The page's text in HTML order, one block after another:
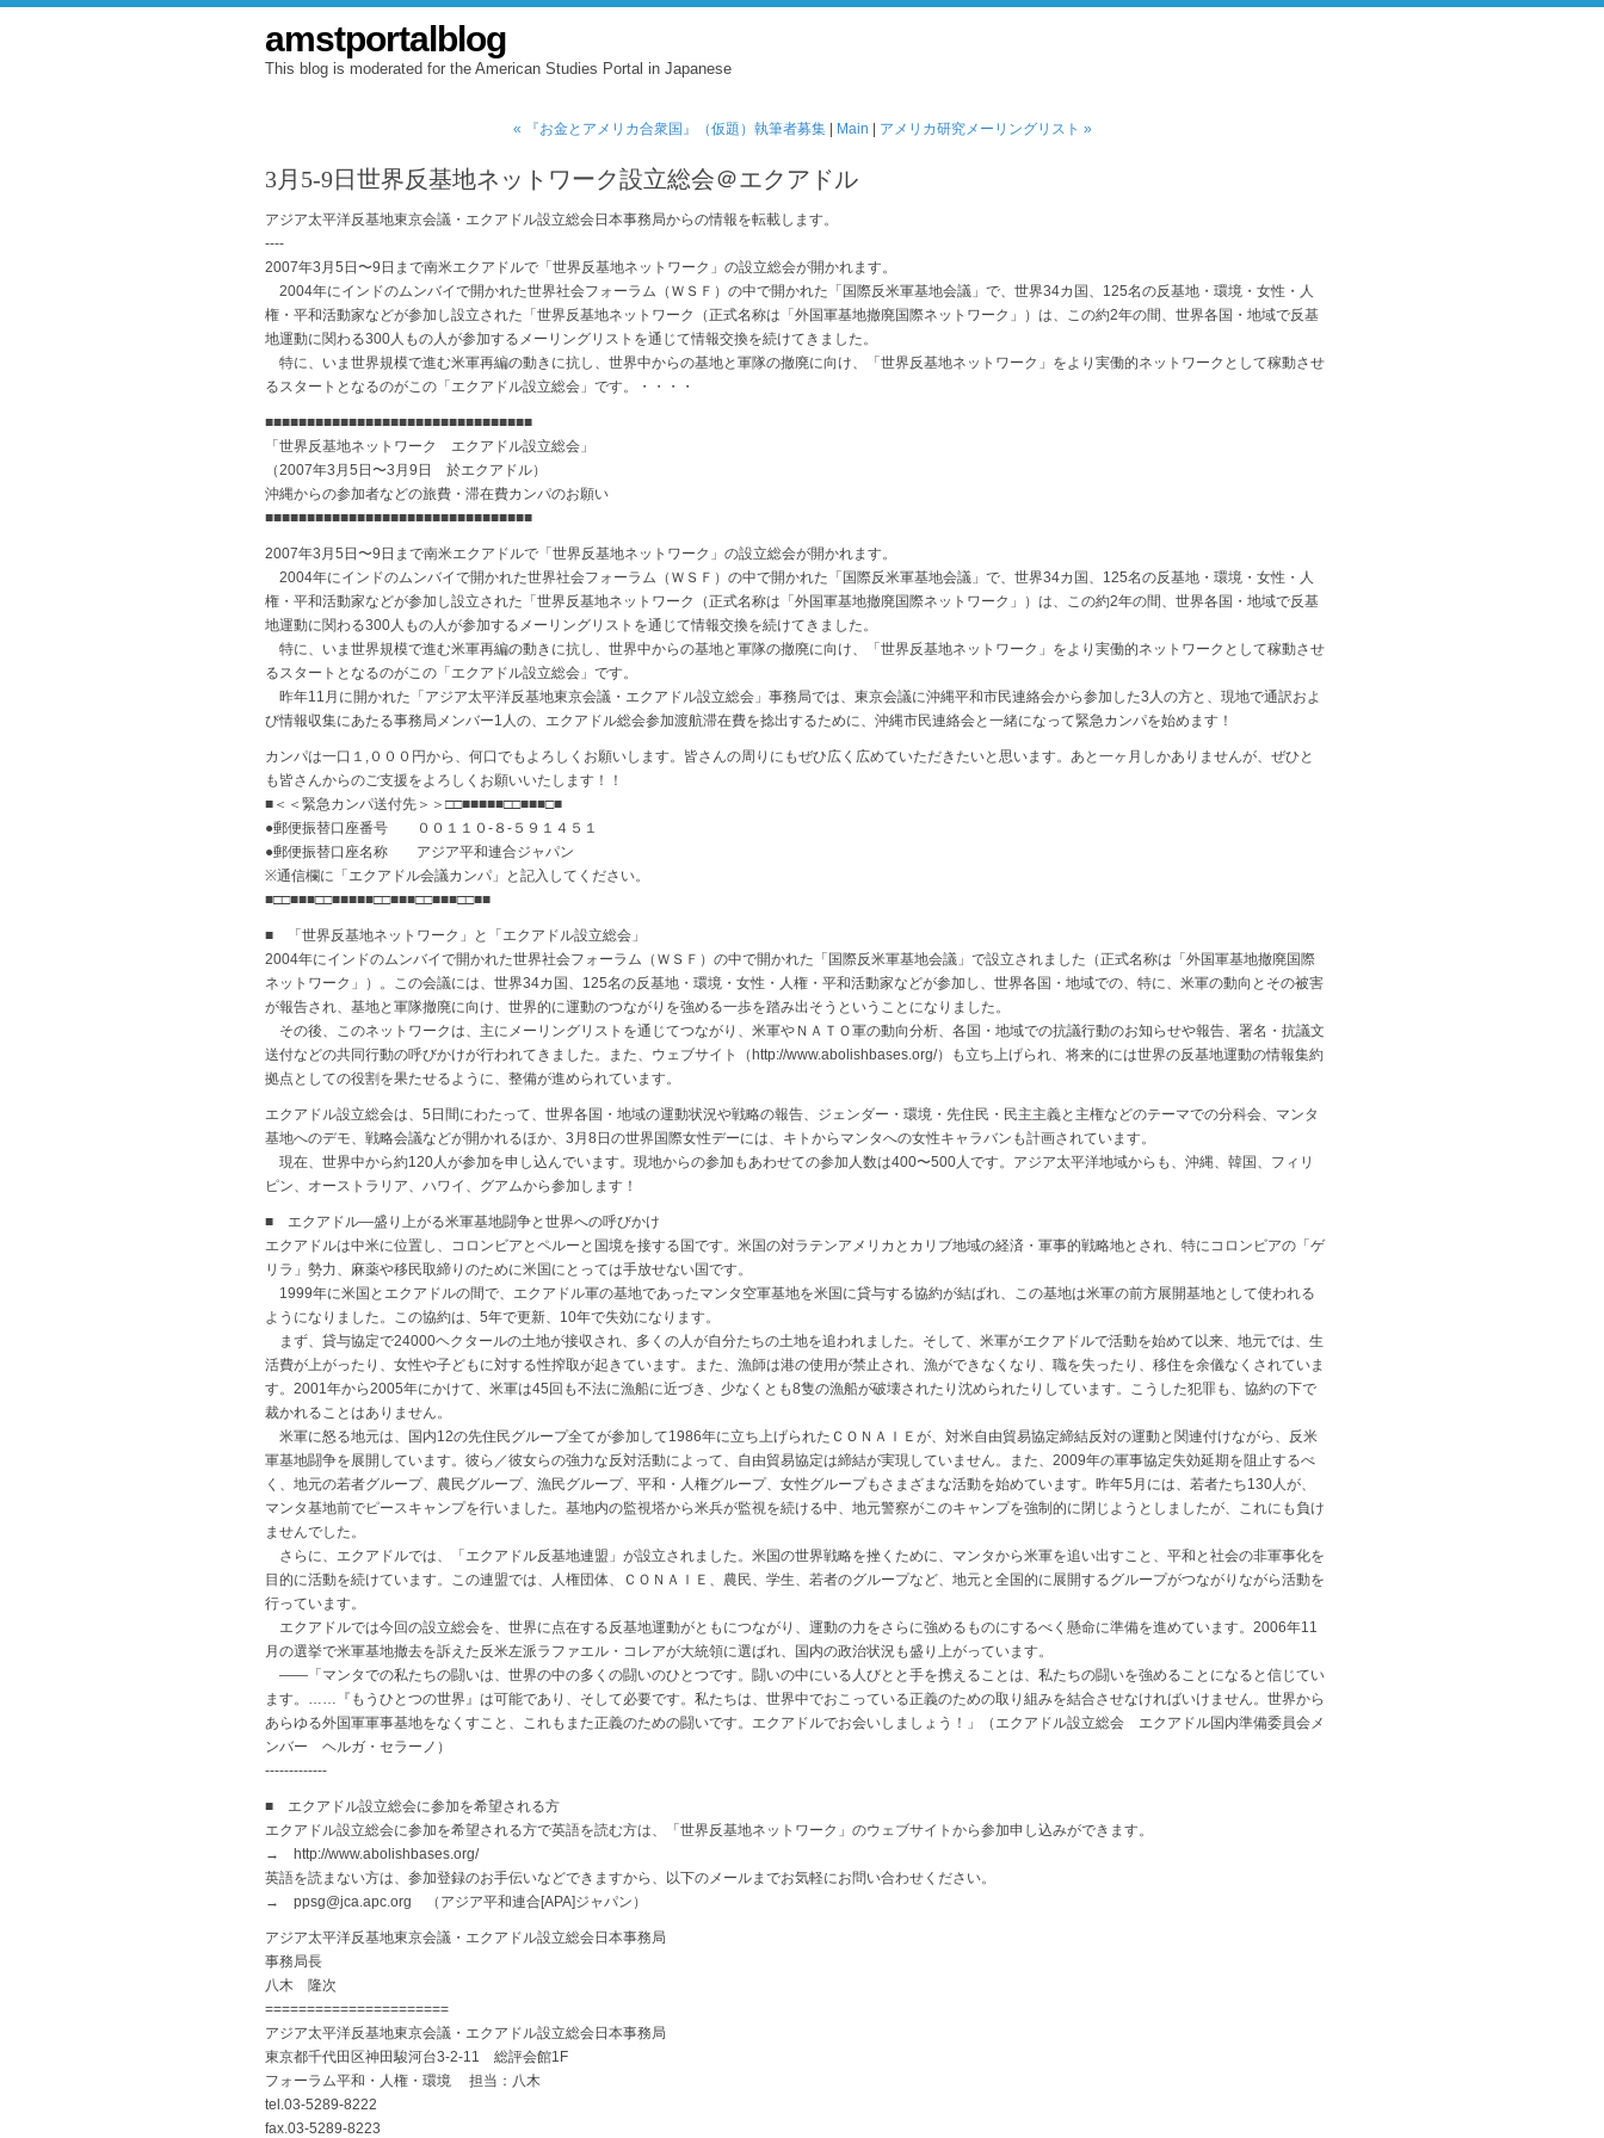
amstportalblog
This blog is moderated for the American Studies Portal in Japanese
« 『お金とアメリカ合衆国』（仮題）執筆者募集| Main アメリカ研究メーリングリスト »
3月5-9日世界反基地ネットワーク設立総会＠エクアドル
アジア太平洋反基地東京会議・エクアドル設立総会日本事務局からの情報を転載します。
----
2007年3月5日〜9日まで南米エクアドルで「世界反基地ネットワーク」の設立総会が開かれます。
2004年にインドのムンバイで開かれた世界社会フォーラム（ＷＳＦ）の中で開かれた「国際反米軍基地会議」で、世界34カ国、125名の反基地・環境・女性・人
権・平和活動家などが参加し設立された「世界反基地ネットワーク（正式名称は「外国軍基地撤廃国際ネットワーク」）は、この約2年の間、世界各国・地域で反基
地運動に関わる300人もの人が参加するメーリングリストを通じて情報交換を続けてきました。
特に、いま世界規模で進む米軍再編の動きに抗し、世界中からの基地と軍隊の撤廃に向け、「世界反基地ネットワーク」をより実働的ネットワークとして稼動させ
るスタートとなるのがこの「エクアドル設立総会」です。・・・・
■■■■■■■■■■■■■■■■■■■■■■■■■■■■■■■■
「世界反基地ネットワーク エクアドル設立総会」
（2007年3月5日〜3月9日 於エクアドル）
沖縄からの参加者などの旅費・滞在費カンパのお願い
■■■■■■■■■■■■■■■■■■■■■■■■■■■■■■■■
2007年3月5日〜9日まで南米エクアドルで「世界反基地ネットワーク」の設立総会が開かれます。
2004年にインドのムンバイで開かれた世界社会フォーラム（ＷＳＦ）の中で開かれた「国際反米軍基地会議」で、世界34カ国、125名の反基地・環境・女性・人
権・平和活動家などが参加し設立された「世界反基地ネットワーク（正式名称は「外国軍基地撤廃国際ネットワーク」）は、この約2年の間、世界各国・地域で反基
地運動に関わる300人もの人が参加するメーリングリストを通じて情報交換を続けてきました。
特に、いま世界規模で進む米軍再編の動きに抗し、世界中からの基地と軍隊の撤廃に向け、「世界反基地ネットワーク」をより実働的ネットワークとして稼動させ
るスタートとなるのがこの「エクアドル設立総会」です。
昨年11月に開かれた「アジア太平洋反基地東京会議・エクアドル設立総会」事務局では、東京会議に沖縄平和市民連絡会から参加した3人の方と、現地で通訳およ
び情報収集にあたる事務局メンバー1人の、エクアドル総会参加渡航滞在費を捻出するために、沖縄市民連絡会と一緒になって緊急カンパを始めます！
カンパは一口１,０００円から、何口でもよろしくお願いします。皆さんの周りにもぜひ広く広めていただきたいと思います。あと一ヶ月しかありませんが、ぜひと
も皆さんからのご支援をよろしくお願いいたします！！
■＜＜緊急カンパ送付先＞＞□□■■■■■□□■■■□■
●郵便振替口座番号 ００１１０‐８‐５９１４５１
●郵便振替口座名称 アジア平和連合ジャパン
※通信欄に「エクアドル会議カンパ」と記入してください。
■□□■■■□□■■■■■□□■■■□□■■■□□■■
■ 「世界反基地ネットワーク」と「エクアドル設立総会」
2004年にインドのムンバイで開かれた世界社会フォーラム（ＷＳＦ）の中で開かれた「国際反米軍基地会議」で設立されました（正式名称は「外国軍基地撤廃国際
ネットワーク」）。この会議には、世界34カ国、125名の反基地・環境・女性・人権・平和活動家などが参加し、世界各国・地域での、特に、米軍の動向とその被害
が報告され、基地と軍隊撤廃に向け、世界的に運動のつながりを強める一歩を踏み出そうということになりました。
その後、このネットワークは、主にメーリングリストを通じてつながり、米軍やＮＡＴＯ軍の動向分析、各国・地域での抗議行動のお知らせや報告、署名・抗議文
送付などの共同行動の呼びかけが行われてきました。また、ウェブサイト（http://www.abolishbases.org/）も立ち上げられ、将来的には世界の反基地運動の情報集約
拠点としての役割を果たせるように、整備が進められています。
エクアドル設立総会は、5日間にわたって、世界各国・地域の運動状況や戦略の報告、ジェンダー・環境・先住民・民主主義と主権などのテーマでの分科会、マンタ
基地へのデモ、戦略会議などが開かれるほか、3月8日の世界国際女性デーには、キトからマンタへの女性キャラバンも計画されています。
現在、世界中から約120人が参加を申し込んでいます。現地からの参加もあわせての参加人数は400〜500人です。アジア太平洋地域からも、沖縄、韓国、フィリ
ピン、オーストラリア、ハワイ、グアムから参加します！
■ エクアドル—盛り上がる米軍基地闘争と世界への呼びかけ
エクアドルは中米に位置し、コロンビアとペルーと国境を接する国です。米国の対ラテンアメリカとカリブ地域の経済・軍事的戦略地とされ、特にコロンビアの「ゲ
リラ」勢力、麻薬や移民取締りのために米国にとっては手放せない国です。
1999年に米国とエクアドルの間で、エクアドル軍の基地であったマンタ空軍基地を米国に貸与する協約が結ばれ、この基地は米軍の前方展開基地として使われる
ようになりました。この協約は、5年で更新、10年で失効になります。
まず、貸与協定で24000ヘクタールの土地が接収され、多くの人が自分たちの土地を追われました。そして、米軍がエクアドルで活動を始めて以来、地元では、生
活費が上がったり、女性や子どもに対する性搾取が起きています。また、漁師は港の使用が禁止され、漁ができなくなり、職を失ったり、移住を余儀なくされていま
す。2001年から2005年にかけて、米軍は45回も不法に漁船に近づき、少なくとも8隻の漁船が破壊されたり沈められたりしています。こうした犯罪も、協約の下で
裁かれることはありません。
米軍に怒る地元は、国内12の先住民グループ全てが参加して1986年に立ち上げられたＣＯＮＡＩＥが、対米自由貿易協定締結反対の運動と関連付けながら、反米
軍基地闘争を展開しています。彼ら／彼女らの強力な反対活動によって、自由貿易協定は締結が実現していません。また、2009年の軍事協定失効延期を阻止するべ
く、地元の若者グループ、農民グループ、漁民グループ、平和・人権グループ、女性グループもさまざまな活動を始めています。昨年5月には、若者たち130人が、
マンタ基地前でピースキャンプを行いました。基地内の監視塔から米兵が監視を続ける中、地元警察がこのキャンプを強制的に閉じようとしましたが、これにも負け
ませんでした。
さらに、エクアドルでは、「エクアドル反基地連盟」が設立されました。米国の世界戦略を挫くために、マンタから米軍を追い出すこと、平和と社会の非軍事化を
目的に活動を続けています。この連盟では、人権団体、ＣＯＮＡＩＥ、農民、学生、若者のグループなど、地元と全国的に展開するグループがつながりながら活動を
行っています。
エクアドルでは今回の設立総会を、世界に点在する反基地運動がともにつながり、運動の力をさらに強めるものにするべく懸命に準備を進めています。2006年11
月の選挙で米軍基地撤去を訴えた反米左派ラファエル・コレアが大統領に選ばれ、国内の政治状況も盛り上がっています。
——「マンタでの私たちの闘いは、世界の中の多くの闘いのひとつです。闘いの中にいる人びとと手を携えることは、私たちの闘いを強めることになると信じてい
ます。……『もうひとつの世界』は可能であり、そして必要です。私たちは、世界中でおこっている正義のための取り組みを結合させなければいけません。世界から
あらゆる外国軍軍事基地をなくすこと、これもまた正義のための闘いです。エクアドルでお会いしましょう！」（エクアドル設立総会 エクアドル国内準備委員会メ
ンバー ヘルガ・セラーノ）
-------------
■ エクアドル設立総会に参加を希望される方
エクアドル設立総会に参加を希望される方で英語を読む方は、「世界反基地ネットワーク」のウェブサイトから参加申し込みができます。
→ http://www.abolishbases.org/
英語を読まない方は、参加登録のお手伝いなどできますから、以下のメールまでお気軽にお問い合わせください。
→ ppsg@jca.apc.org （アジア平和連合[APA]ジャパン）
アジア太平洋反基地東京会議・エクアドル設立総会日本事務局
事務局長
八木 隆次
======================
アジア太平洋反基地東京会議・エクアドル設立総会日本事務局
東京都千代田区神田駿河台3-2-11 総評会館1F
フォーラム平和・人権・環境 担当：八木
tel.03-5289-8222
fax.03-5289-8223